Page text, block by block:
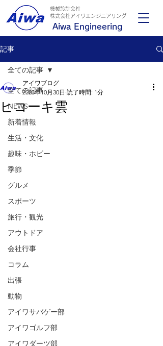
Aiwa Engineering
機械設計会社
​株式会社アイワエンジニアリング
記事
全ての記事
NEWS
新着情報
生活・文化
趣味・ホビー
季節
グルメ
スポーツ
旅行・観光
アウトドア
会社行事
コラム
出張
動物
アイワサバゲー部
アイワゴルフ部
アイワダーツ部
全ての記事
ヒコーキ雲
アイワブログ
2023年10月30日 読了時間: 1分